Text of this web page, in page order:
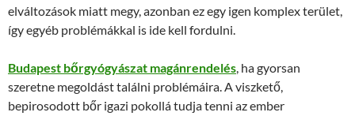
elváltozások miatt megy, azonban ez egy igen komplex terület,
így egyéb problémákkal is ide kell fordulni.
Budapest bőrgyógyászat magánrendelés, ha gyorsan
szeretne megoldást találni problémáira. A viszkető,
bepirosodott bőr igazi pokollá tudja tenni az ember